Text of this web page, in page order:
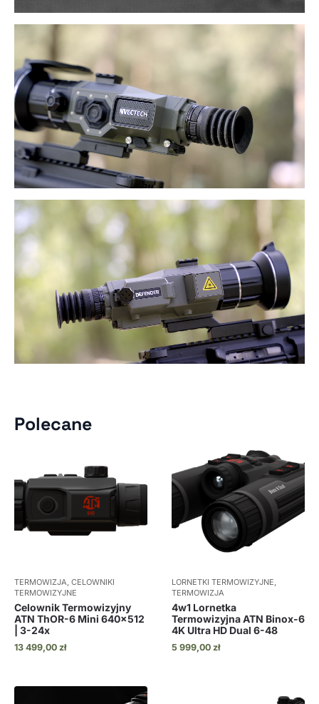
Polecane
TERMOWIZJA, CELOWNIKI
TERMOWIZYJNE
Celownik Termowizyjny
ATN ThOR-6 Mini 640×512
| 3-24x
13 499,00 zł
LORNETKI TERMOWIZYJNE,
TERMOWIZJA
4w1 Lornetka
Termowizyjna ATN Binox-6
4K Ultra HD Dual 6-48
5 999,00 zł